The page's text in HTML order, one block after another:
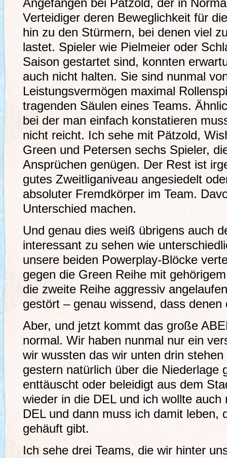
Angefangen bei Pätzold, der in
Verteidiger deren Beweglichkeit für
hin zu den Stürmern, bei denen viel
lastet. Spieler wie Pielmeier oder
Saison gestartet sind, konnten
auch nicht halten. Sie sind nunmal
Leistungsvermögen maximal
tragenden Säulen eines Teams.
bei der man einfach konstatieren
nicht reicht. Ich sehe mit Pätzold,
Green und Petersen sechs Spieler,
Ansprüchen genügen. Der Rest ist
gutes Zweitliganiveau angesiedelt
absoluter Fremdkörper im Team.
Unterschied machen.
Und genau dies weiß übrigens auch
interessant zu sehen wie
unsere beiden Powerplay-Blöcke
gegen die Green Reihe mit
die zweite Reihe aggressiv
gestört – genau wissend, dass denen
Aber, und jetzt kommt das große
normal. Wir haben nunmal nur ein
wir wussten das wir unten drin
gestern natürlich über die Niederlage
enttäuscht oder beleidigt aus dem
wieder in die DEL und ich wollte auch
DEL und dann muss ich damit leben,
gehäuft gibt.
Ich sehe drei Teams, die wir hinter